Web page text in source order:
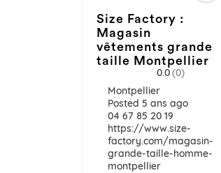
Size Factory :
Magasin
vêtements grande
taille Montpellier
0.0(0)
Montpellier
Posted 5 ans ago
04 67 85 20 19
https://www.size-
factory.com/magasin-
grande-taille-homme-
montpellier